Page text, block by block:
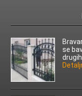
se
drugih